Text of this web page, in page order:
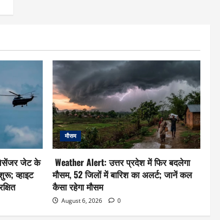
जेट के
व्हाइट
मौसम
Weather Alert: उत्तर प्रदेश में फिर बदलेगा
मौसम, 52 जिलों में बारिश का अलर्ट; जानें कल
कैसा रहेगा मौसम
August 6, 2026 0